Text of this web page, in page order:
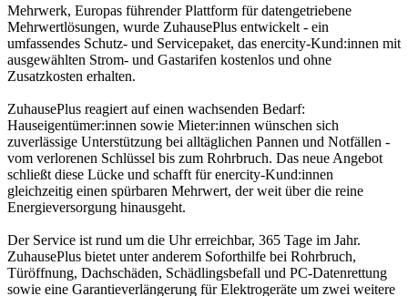
Mehrwerk, Europas führender Plattform für datengetriebene
Mehrwertlösungen, wurde ZuhausePlus entwickelt - ein
umfassendes Schutz- und Servicepaket, das enercity-Kund:innen mit
ausgewählten Strom- und Gastarifen kostenlos und ohne
Zusatzkosten erhalten.
ZuhausePlus reagiert auf einen wachsenden Bedarf:
Hauseigentümer:innen sowie Mieter:innen wünschen sich
zuverlässige Unterstützung bei alltäglichen Pannen und Notfällen -
vom verlorenen Schlüssel bis zum Rohrbruch. Das neue Angebot
schließt diese Lücke und schafft für enercity-Kund:innen
gleichzeitig einen spürbaren Mehrwert, der weit über die reine
Energieversorgung hinausgeht.
Der Service ist rund um die Uhr erreichbar, 365 Tage im Jahr.
ZuhausePlus bietet unter anderem Soforthilfe bei Rohrbruch,
Türöffnung, Dachschäden, Schädlingsbefall und PC-Datenrettung
sowie eine Garantieverlängerung für Elektrogeräte um zwei weitere